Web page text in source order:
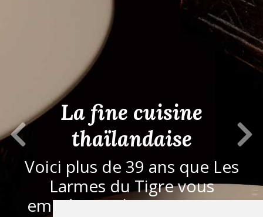
Previous Slide Next
La fine cuisine
thaïlandaise
Voici plus de 39 ans que Les
Larmes du Tigre vous
emmènent dans un voyage